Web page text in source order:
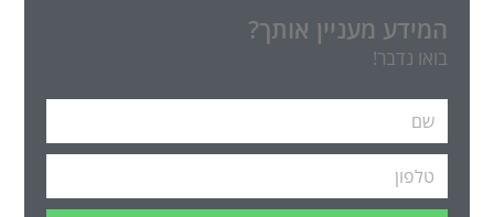
המידע מעניין אותך?
בואו נדבר!